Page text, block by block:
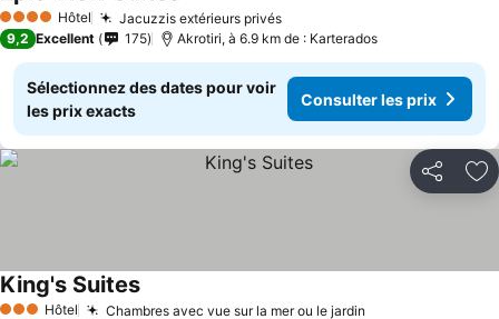
4 Étoiles Hôtel Jacuzzis extérieurs privés
9,2 Excellent 175 Akrotiri, à 6.9 km de : Karterados
Sélectionnez des dates pour voir
les prix exacts
Consulter les prix
Partager
Hôtel Chambres avec vue sur la mer ou le jardin
King's Suites